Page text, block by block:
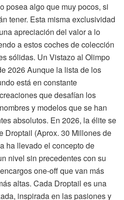
posea algo que muy pocos, si
tener. Esta misma exclusividad
apreciación del valor a lo
a estos coches de colección
sólidas. Un Vistazo al Olimpo
2026 Aunque la lista de los
está en constante
que desafían los
y modelos que se han
absolutos. En 2026, la élite se
Droptail (Aprox. 30 Millones de
ha llevado el concepto de
nivel sin precedentes con su
one-off que van más
altas. Cada Droptail es una
inspirada en las pasiones y